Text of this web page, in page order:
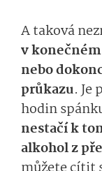
A taková
v
nebo
průkazu. Je
hodin
nestačí k
alkohol z